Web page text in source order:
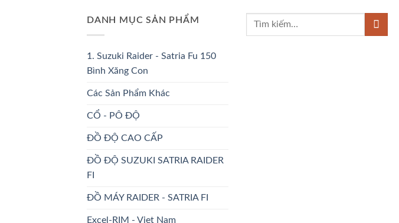
DANH MỤC SẢN PHẨM
1. Suzuki Raider - Satria Fu 150
Bình Xăng Con
Các Sản Phẩm Khác
CỔ - PÔ ĐỘ
ĐỒ ĐỘ CAO CẤP
ĐỒ ĐỘ SUZUKI SATRIA RAIDER
FI
ĐỒ MÁY RAIDER - SATRIA FI
Excel-RIM - Viet Nam